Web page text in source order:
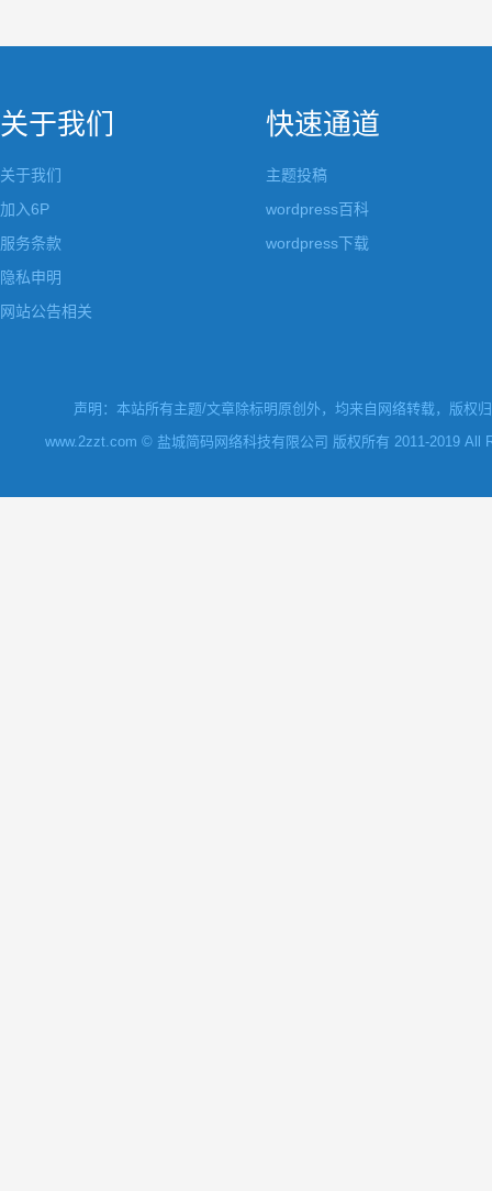
关于我们
关于我们
加入6P
服务条款
隐私申明
网站公告相关
快速通道
主题投稿
wordpress百科
wordpress下载
声明：本站所有主题/文章除标明原创外，均来自网络转载，版权
www.2zzt.com © 盐城简码网络科技有限公司 版权所有 2011-2019